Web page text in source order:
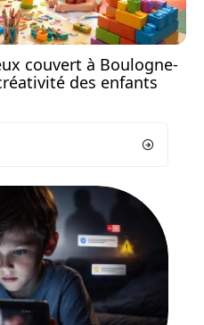
couvert à Boulogne-
des enfants